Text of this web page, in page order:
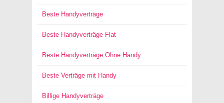
Beste Handyverträge
Beste Handyverträge Flat
Beste Handyverträge Ohne Handy
Beste Verträge mit Handy
Billige Handyverträge